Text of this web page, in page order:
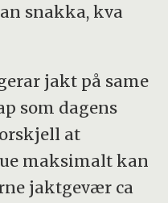
snakka, kva
jakt på same
som dagens
at
maksimalt kan
jaktgevær ca